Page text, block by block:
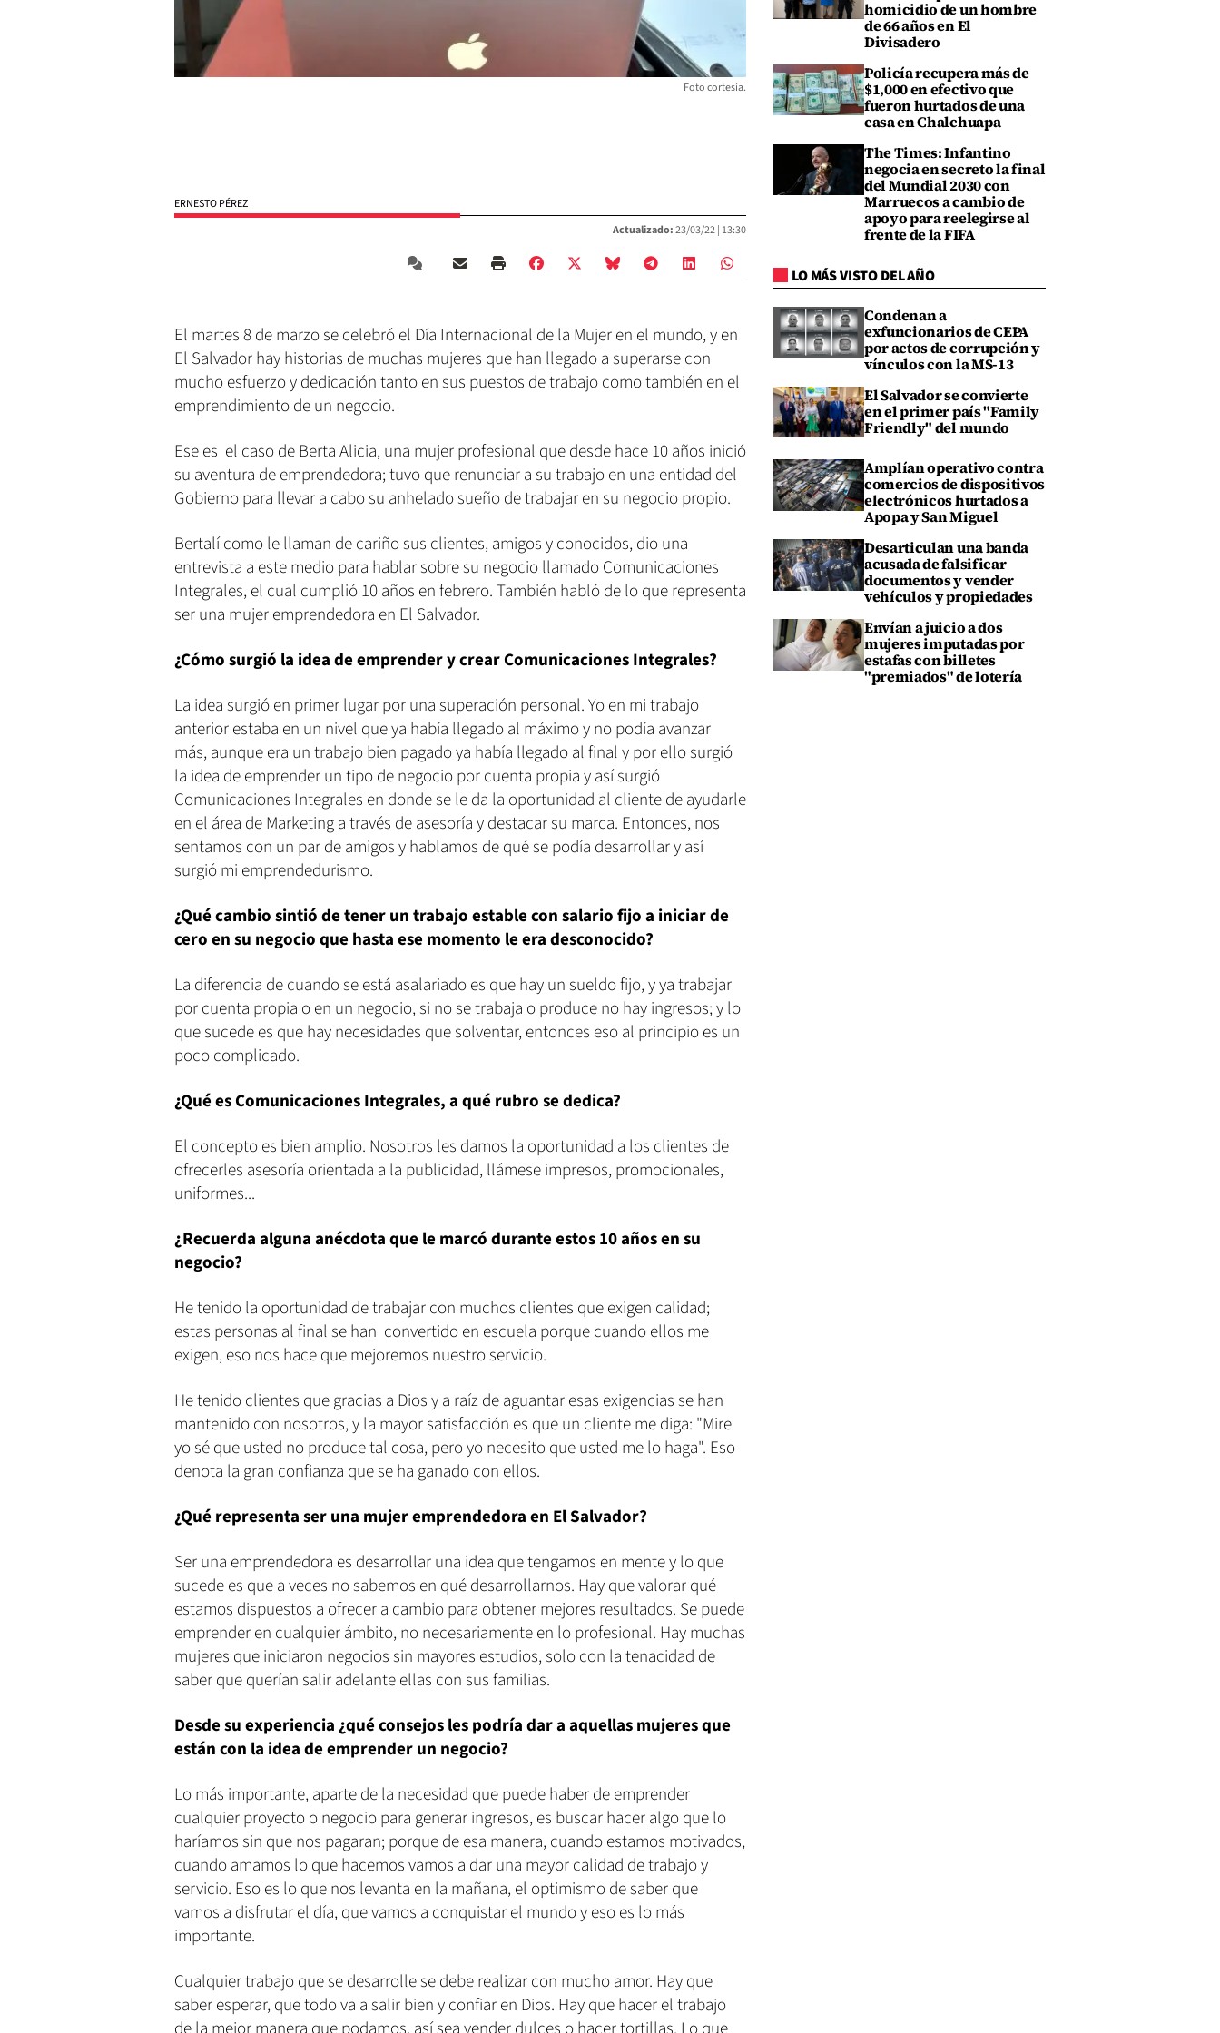
Foto cortesía.
ERNESTO PÉREZ
Actualizado:23/03/22 | 13:30
El martes 8 de marzo se celebró el Día Internacional de la Mujer en el mundo, y en
El Salvador hay historias de muchas mujeres que han llegado a superarse con
mucho esfuerzo y dedicación tanto en sus puestos de trabajo como también en el
emprendimiento de un negocio.
Ese es el caso de Berta Alicia, una mujer profesional que desde hace 10 años inició
su aventura de emprendedora; tuvo que renunciar a su trabajo en una entidad del
Gobierno para llevar a cabo su anhelado sueño de trabajar en su negocio propio.
Bertalí como le llaman de cariño sus clientes, amigos y conocidos, dio una
entrevista a este medio para hablar sobre su negocio llamado Comunicaciones
Integrales, el cual cumplió 10 años en febrero. También habló de lo que representa
ser una mujer emprendedora en El Salvador.
¿Cómo surgió la idea de emprender y crear Comunicaciones Integrales?
La idea surgió en primer lugar por una superación personal. Yo en mi trabajo
anterior estaba en un nivel que ya había llegado al máximo y no podía avanzar
más, aunque era un trabajo bien pagado ya había llegado al final y por ello surgió
la idea de emprender un tipo de negocio por cuenta propia y así surgió
Comunicaciones Integrales en donde se le da la oportunidad al cliente de ayudarle
en el área de Marketing a través de asesoría y destacar su marca. Entonces, nos
sentamos con un par de amigos y hablamos de qué se podía desarrollar y así
surgió mi emprendedurismo.
¿Qué cambio sintió de tener un trabajo estable con salario fijo a iniciar de
cero en su negocio que hasta ese momento le era desconocido?
La diferencia de cuando se está asalariado es que hay un sueldo fijo, y ya trabajar
por cuenta propia o en un negocio, si no se trabaja o produce no hay ingresos; y lo
que sucede es que hay necesidades que solventar, entonces eso al principio es un
poco complicado.
¿Qué es Comunicaciones Integrales, a qué rubro se dedica?
El concepto es bien amplio. Nosotros les damos la oportunidad a los clientes de
ofrecerles asesoría orientada a la publicidad, llámese impresos, promocionales,
uniformes...
¿Recuerda alguna anécdota que le marcó durante estos 10 años en su
negocio?
He tenido la oportunidad de trabajar con muchos clientes que exigen calidad;
estas personas al final se han convertido en escuela porque cuando ellos me
exigen, eso nos hace que mejoremos nuestro servicio.
He tenido clientes que gracias a Dios y a raíz de aguantar esas exigencias se han
mantenido con nosotros, y la mayor satisfacción es que un cliente me diga: "Mire
yo sé que usted no produce tal cosa, pero yo necesito que usted me lo haga". Eso
denota la gran confianza que se ha ganado con ellos.
¿Qué representa ser una mujer emprendedora en El Salvador?
Ser una emprendedora es desarrollar una idea que tengamos en mente y lo que
sucede es que a veces no sabemos en qué desarrollarnos. Hay que valorar qué
estamos dispuestos a ofrecer a cambio para obtener mejores resultados. Se puede
emprender en cualquier ámbito, no necesariamente en lo profesional. Hay muchas
mujeres que iniciaron negocios sin mayores estudios, solo con la tenacidad de
saber que querían salir adelante ellas con sus familias.
Desde su experiencia ¿qué consejos les podría dar a aquellas mujeres que
están con la idea de emprender un negocio?
Lo más importante, aparte de la necesidad que puede haber de emprender
cualquier proyecto o negocio para generar ingresos, es buscar hacer algo que lo
haríamos sin que nos pagaran; porque de esa manera, cuando estamos motivados,
cuando amamos lo que hacemos vamos a dar una mayor calidad de trabajo y
servicio. Eso es lo que nos levanta en la mañana, el optimismo de saber que
vamos a disfrutar el día, que vamos a conquistar el mundo y eso es lo más
importante.
Cualquier trabajo que se desarrolle se debe realizar con mucho amor. Hay que
saber esperar, que todo va a salir bien y confiar en Dios. Hay que hacer el trabajo
homicidio de un hombre
de 66 años en El
Divisadero
Policía recupera más de
$1,000 en efectivo que
fueron hurtados de una
casa en Chalchuapa
The Times: Infantino
negocia en secreto la final
del Mundial 2030 con
Marruecos a cambio de
apoyo para reelegirse al
frente de la FIFA
LO MÁS VISTO DEL AÑO
Condenan a
exfuncionarios de CEPA
por actos de corrupción y
vínculos con la MS-13
El Salvador se convierte
en el primer país "Family
Friendly" del mundo
Amplían operativo contra
comercios de dispositivos
electrónicos hurtados a
Apopa y San Miguel
Desarticulan una banda
acusada de falsificar
documentos y vender
vehículos y propiedades
Envían a juicio a dos
mujeres imputadas por
estafas con billetes
"premiados" de lotería